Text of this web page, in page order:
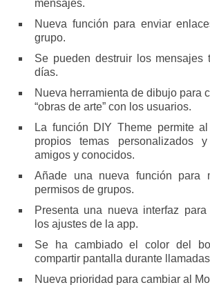
mensajes.
Nueva función para enviar
grupo.
Se pueden destruir los mensajes
días.
Nueva herramienta de dibujo para
“obras de arte” con los usuarios.
La función DIY Theme permite
propios temas personalizados
amigos y conocidos.
Añade una nueva función para
permisos de grupos.
Presenta una nueva interfaz
los ajustes de la app.
Se ha cambiado el color del
compartir pantalla durante
Nueva prioridad para cambiar al